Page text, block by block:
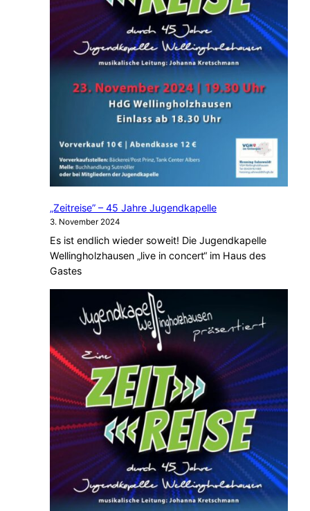
„Zeitreise” – 45 Jahre Jugendkapelle
3. November 2024
Es ist endlich wieder soweit! Die Jugendkapelle
Wellingholzhausen „live in concert“ im Haus des
Gastes